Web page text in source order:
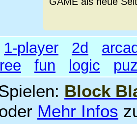
1-player 2d
fun logic
Block
Mehr Infos